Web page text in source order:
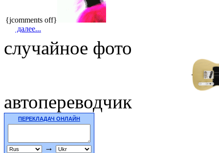
{jcomments off}
далее...
случайное фото
автопереводчик
ПЕРЕКЛАДАЧ ОНЛАЙН
→